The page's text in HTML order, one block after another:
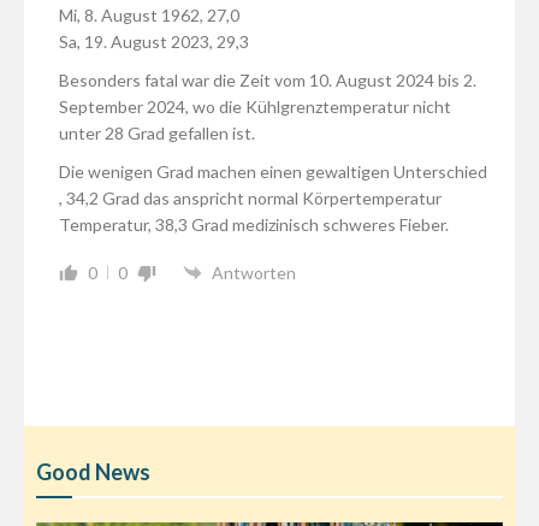
Mi, 8. August 1962, 27,0
Sa, 19. August 2023, 29,3
Besonders fatal war die Zeit vom 10. August 2024 bis 2.
September 2024, wo die Kühlgrenztemperatur nicht
unter 28 Grad gefallen ist.
Die wenigen Grad machen einen gewaltigen Unterschied
, 34,2 Grad das anspricht normal Körpertemperatur
Temperatur, 38,3 Grad medizinisch schweres Fieber.
0 0 Antworten
Good News